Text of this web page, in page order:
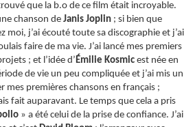
que la b.o de ce film était incroyable.
chanson de Janis Joplin ; si bien que
moi, j’ai écouté toute sa discographie et j’ai
faire de ma vie. J’ai lancé mes premiers
; et l’idée d’Émilie Kosmic est née en
de vie un peu compliquée et j’ai mis un
mes premières chansons en français ;
fait auparavant. Le temps que cela a pris
» a été celui de la prise de confiance. J’ai